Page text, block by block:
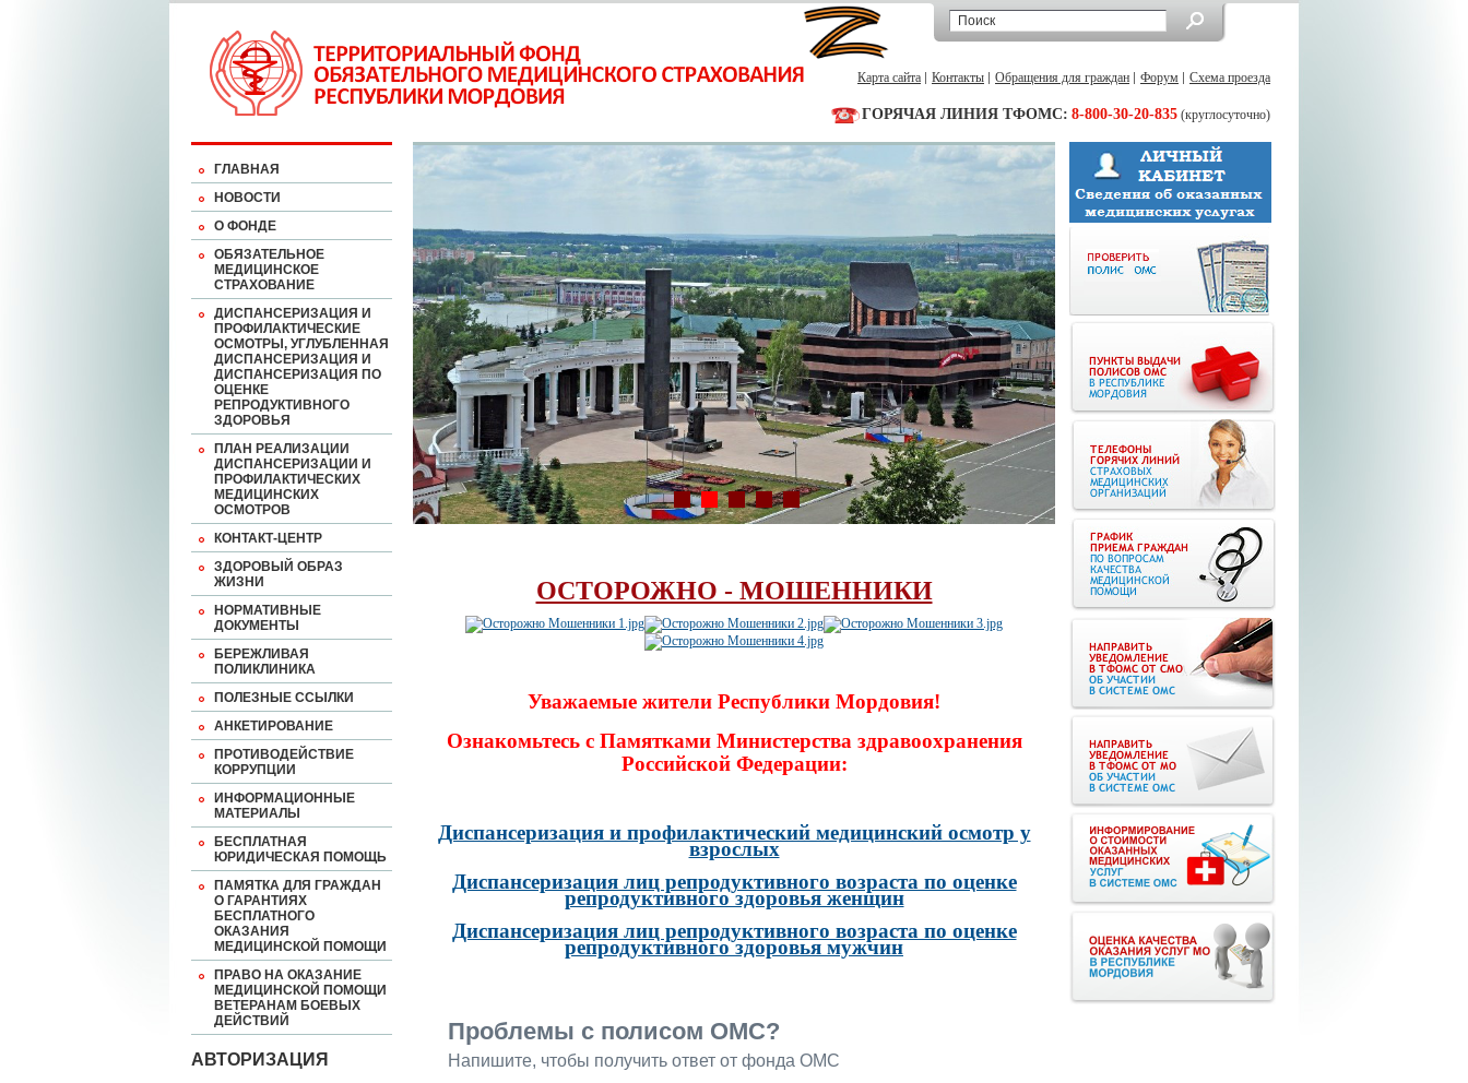
Карта сайта Контакты Обращения для граждан Форум Схема проезда
ГОРЯЧАЯ ЛИНИЯ ТФОМС: 8-800-30-20-835 (круглосуточно)
ГЛАВНАЯ
НОВОСТИ
О ФОНДЕ
ОБЯЗАТЕЛЬНОЕ
МЕДИЦИНСКОЕ
СТРАХОВАНИЕ
ДИСПАНСЕРИЗАЦИЯ И
ПРОФИЛАКТИЧЕСКИЕ
ОСМОТРЫ, УГЛУБЛЕННАЯ
ДИСПАНСЕРИЗАЦИЯ И
ДИСПАНСЕРИЗАЦИЯ ПО
ОЦЕНКЕ
РЕПРОДУКТИВНОГО
ЗДОРОВЬЯ
ПЛАН РЕАЛИЗАЦИИ
ДИСПАНСЕРИЗАЦИИ И
ПРОФИЛАКТИЧЕСКИХ
МЕДИЦИНСКИХ
ОСМОТРОВ
КОНТАКТ-ЦЕНТР
ЗДОРОВЫЙ ОБРАЗ
ЖИЗНИ
НОРМАТИВНЫЕ
ДОКУМЕНТЫ
БЕРЕЖЛИВАЯ
ПОЛИКЛИНИКА
ПОЛЕЗНЫЕ ССЫЛКИ
АНКЕТИРОВАНИЕ
ПРОТИВОДЕЙСТВИЕ
КОРРУПЦИИ
ИНФОРМАЦИОННЫЕ
МАТЕРИАЛЫ
БЕСПЛАТНАЯ
ЮРИДИЧЕСКАЯ ПОМОЩЬ
ПАМЯТКА ДЛЯ ГРАЖДАН
О ГАРАНТИЯХ
БЕСПЛАТНОГО
ОКАЗАНИЯ
МЕДИЦИНСКОЙ ПОМОЩИ
ПРАВО НА ОКАЗАНИЕ
МЕДИЦИНСКОЙ ПОМОЩИ
ВЕТЕРАНАМ БОЕВЫХ
ДЕЙСТВИЙ
АВТОРИЗАЦИЯ
ОСТОРОЖНО - МОШЕННИКИ
Уважаемые жители Республики Мордовия!
Ознакомьтесь с Памятками Министерства здравоохранения
Российской Федерации:
Диспансеризация и профилактический медицинский осмотр у
взрослых
Диспансеризация лиц репродуктивного возраста по оценке
репродуктивного здоровья женщин
Диспансеризация лиц репродуктивного возраста по оценке
репродуктивного здоровья мужчин
Проблемы с полисом ОМС?
Напишите, чтобы получить ответ от фонда ОМС